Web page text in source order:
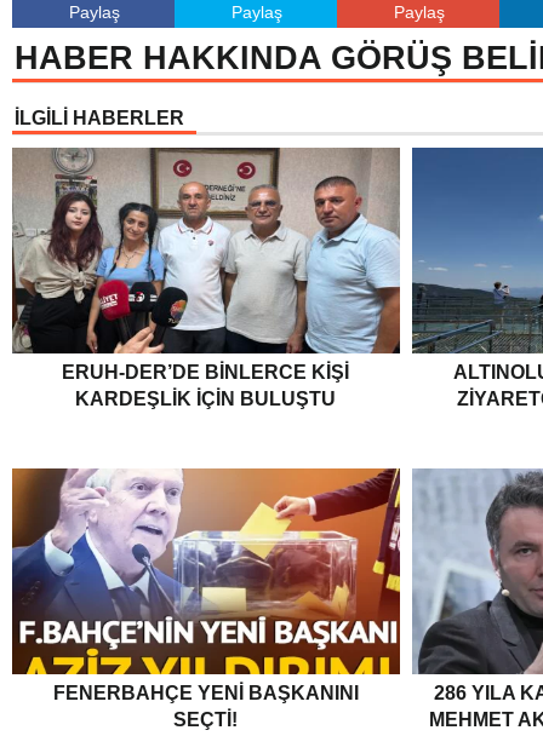
Paylaş Paylaş Paylaş
HABER HAKKINDA GÖRÜŞ
İLGİLİ HABERLER
ERUH-DER’DE BINLERCE KIŞI
KARDEŞLIK İÇIN BULUŞTU
FENERBAHÇE YENI BAŞKANINI
SEÇTI!
286 YILA
MEHMET